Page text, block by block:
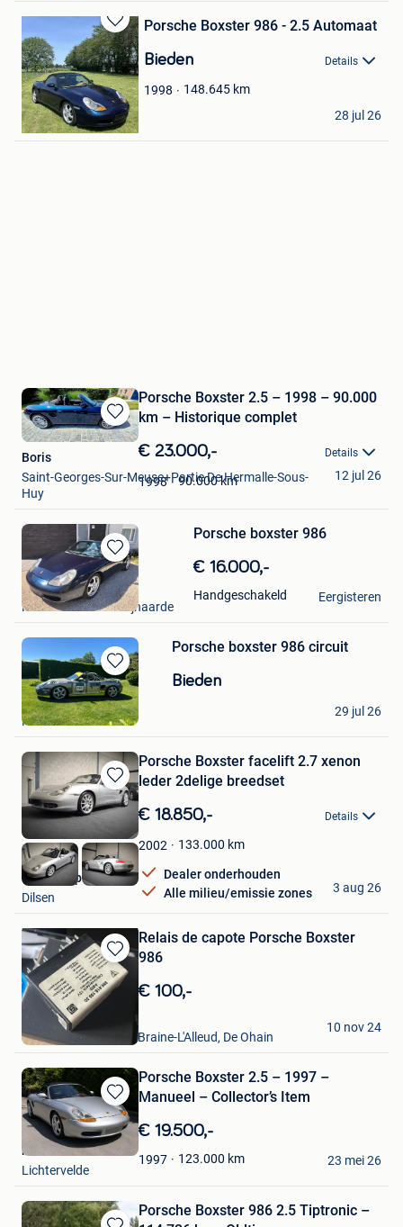
Bewaren
in
Mijn
Favorieten
Porsche Boxster 986 - 2.5 Automaat
Bieden Details
1998 148.645 km
Floor
Weelde
28 jul 26
Bewaren
in
Favorieten
Porsche Boxster 2.5 – 1998 – 90.000
km – Historique complet
€ 23.000,- Details
1998 90.000km
Boris
Saint-Georges-Sur-Meuse+Partie De Hermalle-Sous-
Huy
12 jul 26
Bewaren
in
Mijn
Favorieten
Porsche boxster 986
€ 16.000,-
Handgeschakeld
Timo
Merelbeke+Deel Zwijnaarde
Eergisteren
Bewaren
in
Mijn
Favorieten
Porsche boxster 986 circuit
Bieden
Roel
Ranst
29 jul 26
Bewaren
in
Mijn
Favorieten
Porsche Boxster facelift 2.7 xenon
leder 2delige breedset
€ 18.850,- Details
2002 133.000 km
Dealer onderhouden
Alle milieu/emissie zones
YQ Autosport
Dilsen
3 aug 26
Bewaren
in
Mijn
Favorieten
Relais de capote Porsche Boxster
986
€ 100,-
Félix Trossat
Waterloo + Partie De Braine-L'Alleud, De Ohain
10 nov 24
Bewaren
in
Mijn
Favorieten
Porsche Boxster 2.5 – 1997 –
Manueel – Collector’s Item
€ 19.500,-
1997 123.000 km
nickden
Lichtervelde
23 mei 26
Porsche Boxster 986 2.5 Tiptronic –